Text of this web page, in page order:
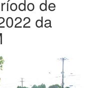
de
da